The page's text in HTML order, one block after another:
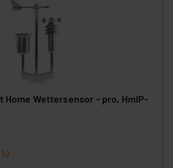
Home Wettersensor – pro, HmIP-